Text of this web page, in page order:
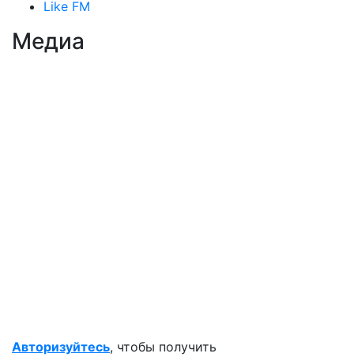
Like FM
Медиа
Авторизуйтесь, чтобы получить